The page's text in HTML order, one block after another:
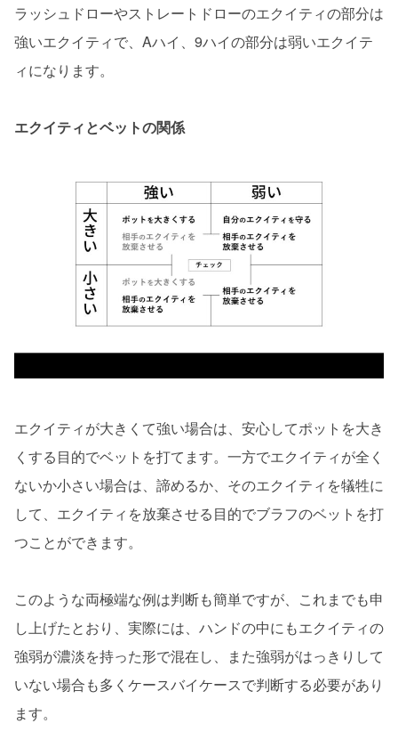
ラッシュドローやストレートドローのエクイティの部分は
強いエクイティで、Aハイ、9ハイの部分は弱いエクイテ
ィになります。
エクイティとベットの関係
エクイティが大きくて強い場合は、安心してポットを大き
くする目的でベットを打てます。一方でエクイティが全く
ないか小さい場合は、諦めるか、そのエクイティを犠牲に
して、エクイティを放棄させる目的でブラフのベットを打
つことができます。
このような両極端な例は判断も簡単ですが、これまでも申
し上げたとおり、実際には、ハンドの中にもエクイティの
強弱が濃淡を持った形で混在し、また強弱がはっきりして
いない場合も多くケースバイケースで判断する必要があり
ます。